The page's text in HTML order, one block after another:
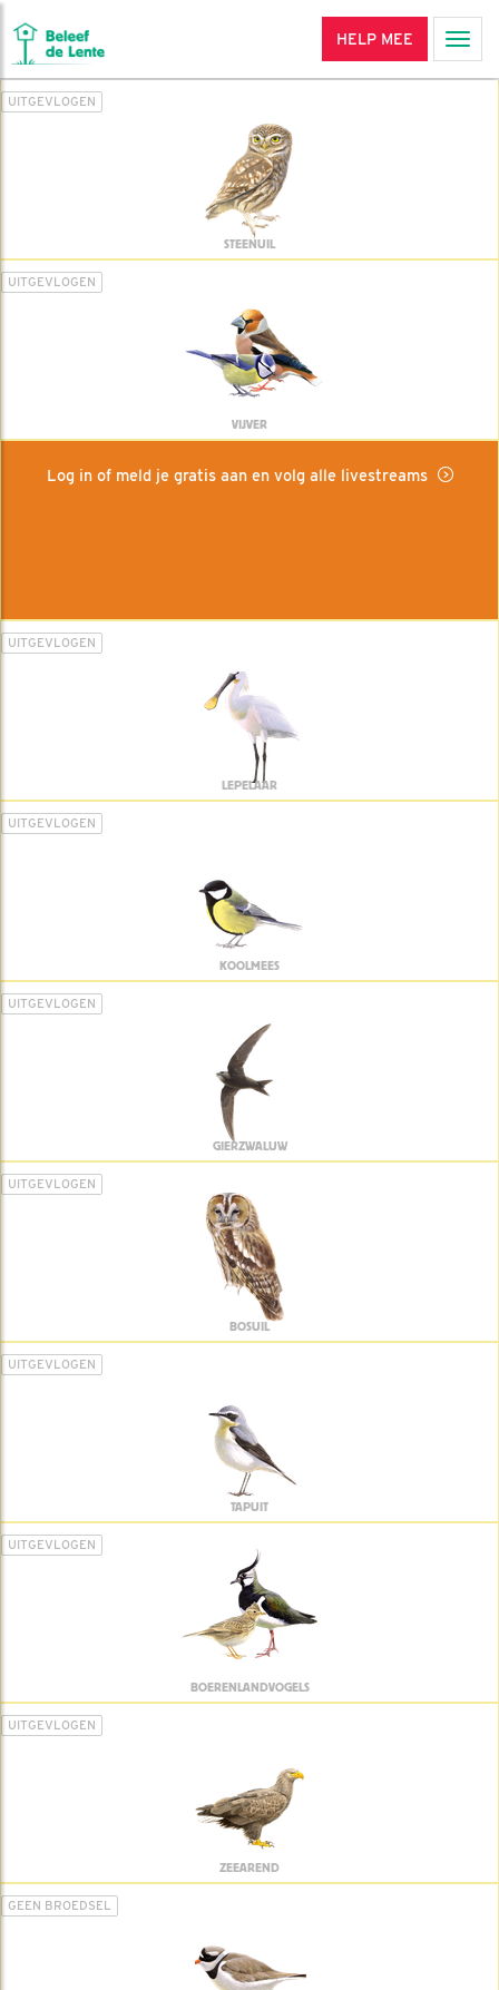
HELP MEE
UITGEVLOGEN
STEENUIL
UITGEVLOGEN
VIJVER
Log in of meld je gratis aan en volg alle livestreams
UITGEVLOGEN
LEPELAAR
UITGEVLOGEN
KOOLMEES
UITGEVLOGEN
GIERZWALUW
UITGEVLOGEN
BOSUIL
UITGEVLOGEN
TAPUIT
UITGEVLOGEN
BOERENLANDVOGELS
UITGEVLOGEN
ZEEAREND
GEEN BROEDSEL